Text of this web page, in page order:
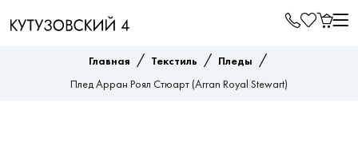
Главная / Текстиль / Пледы /
Плед Арран Роял Стюарт (Arran Royal Stewart)